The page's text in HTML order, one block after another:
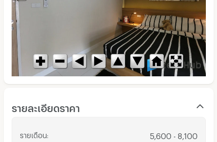
รายละเอียดราคา
รายเดือน 5,600 - 8,100